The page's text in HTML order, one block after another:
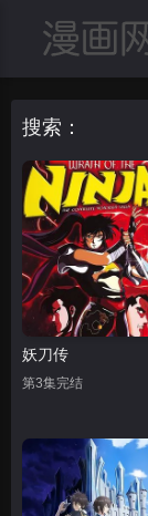
搜索：
妖刀传
第3集完结